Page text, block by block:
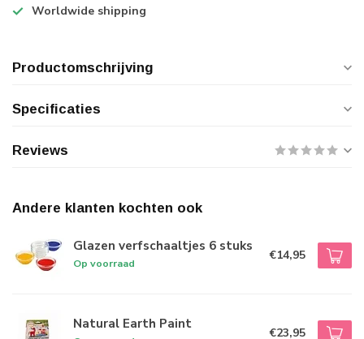
Worldwide shipping
Productomschrijving
Specificaties
Reviews
Andere klanten kochten ook
Glazen verfschaaltjes 6 stuks
Op voorraad
€14,95
Natural Earth Paint
€23,95